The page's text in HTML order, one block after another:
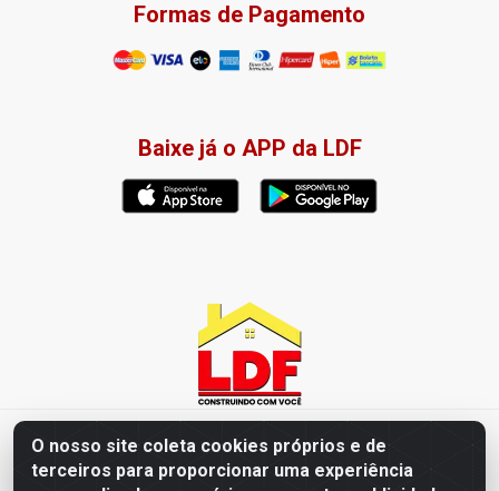
O nosso site coleta cookies próprios e de
terceiros para proporcionar uma experiência
Formas de Pagamento
Baixe já o APP da LDF
LDF Home Center - R. Hortência Helena Amorim Brito, 1343 -
Jardim América, Cabedelo - PB / CEP 58102-660 - CNPJ